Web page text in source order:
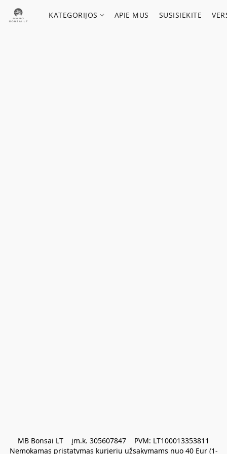
KATEGORIJOS APIE MUS SUSISIEKITE
MB Bonsai LT    įm.k. 305607847    PVM: LT100013353811
Nemokamas pristatymas kurjeriu užsakymams nuo 40 Eur (1-